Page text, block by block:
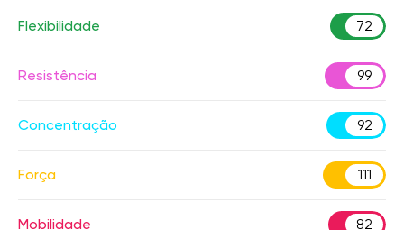
Flexibilidade 72
Resistência 99
Concentração 92
Força 111
Mobilidade 82